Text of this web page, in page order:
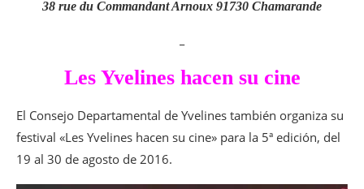
38 rue du Commandant Arnoux 91730 Chamarande
Les Yvelines hacen su cine
El Consejo Departamental de Yvelines también organiza su
festival «Les Yvelines hacen su cine» para la 5ª edición, del
19 al 30 de agosto de 2016.